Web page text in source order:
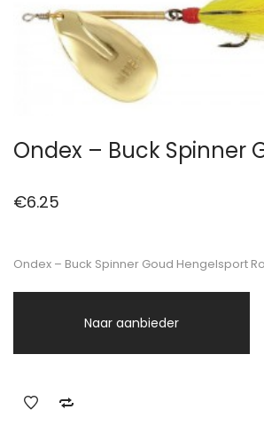
Ondex – Buck Spinner
€6.25
Ondex – Buck Spinner Goud Hengelsport
Naar aanbieder